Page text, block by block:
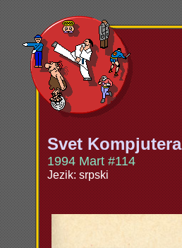
Svet Kompjutera
1994 Mart #114
Jezik: srpski